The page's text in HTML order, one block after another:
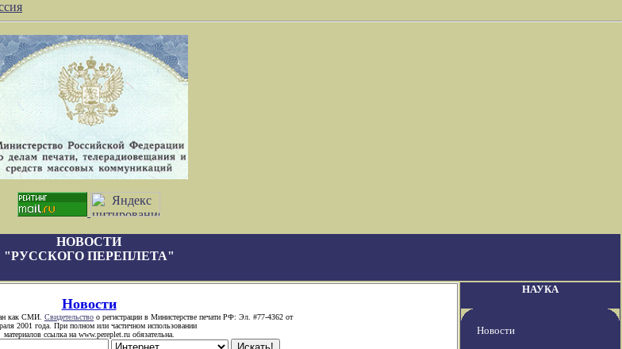
НОВОСТИ
"РУССКОГО ПЕРЕПЛЕТА"
Новости
как СМИ. Свидетельство о регистрации в Министерстве печати РФ: Эл. #77-4362 от
2001 года. При полном или частичном использовании
материалов ссылка на www.pereplet.ru обязательна.
НАУКА
Новости